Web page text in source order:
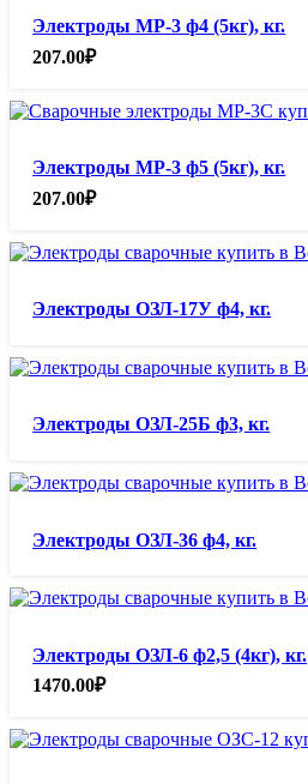
Электроды МР-3 ф4 (5кг), кг.
207.00₽
Электроды МР-3 ф5 (5кг), кг.
207.00₽
Электроды ОЗЛ-17У ф4, кг.
Электроды ОЗЛ-25Б ф3, кг.
Электроды ОЗЛ-36 ф4, кг.
Электроды ОЗЛ-6 ф2,5 (4кг), кг.
1470.00₽